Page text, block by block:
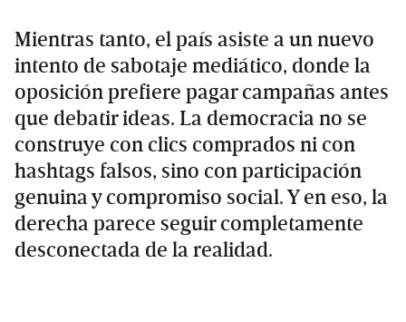
Mientras tanto, el país asiste a un nuevo
intento de sabotaje mediático, donde la
oposición prefiere pagar campañas antes
que debatir ideas. La democracia no se
construye con clics comprados ni con
hashtags falsos, sino con participación
genuina y compromiso social. Y en eso, la
derecha parece seguir completamente
desconectada de la realidad.